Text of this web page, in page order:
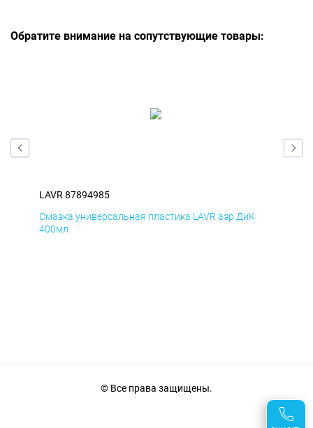
Обратите внимание на сопутствующие товары:
LAVR 87894985
Смазка универсальная пластика LAVR аэр ДиК
400мл
© Все права защищены.